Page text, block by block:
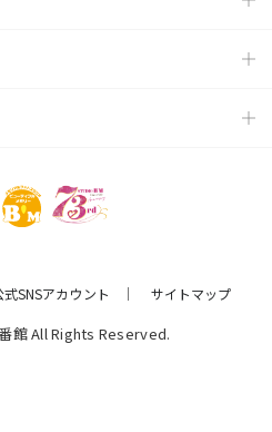
式SNSアカウント サイトマップ
館 All Rights Reserved.